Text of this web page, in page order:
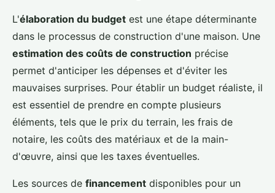
L'élaboration du budget est une étape déterminante
dans le processus de construction d'une maison. Une
estimation des coûts de construction précise
permet d'anticiper les dépenses et d'éviter les
mauvaises surprises. Pour établir un budget réaliste, il
est essentiel de prendre en compte plusieurs
éléments, tels que le prix du terrain, les frais de
notaire, les coûts des matériaux et de la main-
d'œuvre, ainsi que les taxes éventuelles.
Les sources de financement disponibles pour un